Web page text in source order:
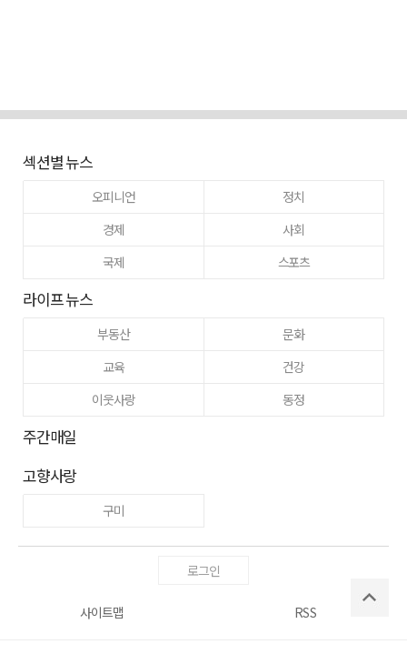
섹션별 뉴스
오피니언
정치
경제
사회
국제
스포츠
라이프 뉴스
부동산
문화
교육
건강
이웃사랑
동정
주간매일
고향사랑
구미
로그인
사이트맵 RSS